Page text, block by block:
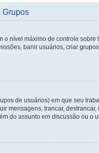
Grupos
o nível máximo de controle
banir usuários, criar
de usuários) em que seu
mensagens, trancar,
do assunto em discussão ou o